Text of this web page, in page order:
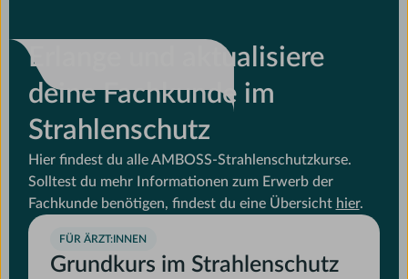
Erlange und aktualisiere
deine Fachkunde im
Strahlenschutz
Hier findest du alle AMBOSS-Strahlenschutzkurse.
Solltest du mehr Informationen zum Erwerb der
Fachkunde benötigen, findest du eine Übersicht hier.
FÜR ÄRZT:INNEN
Grundkurs im Strahlenschutz